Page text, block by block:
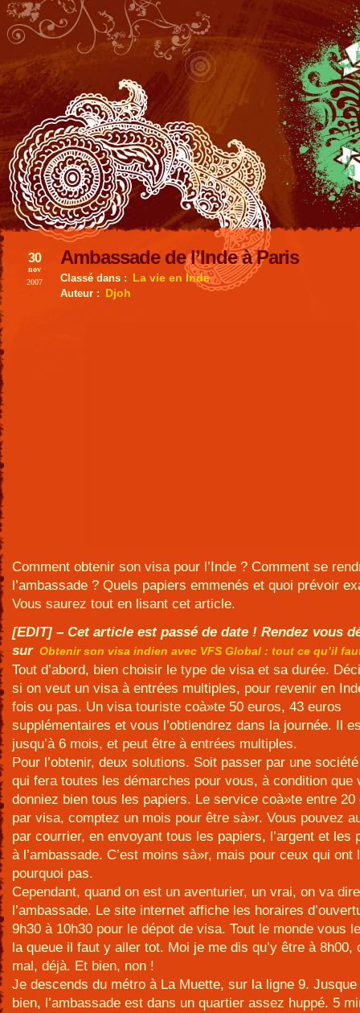
Ambassade de l’Inde à Paris
30
nov
2007
Classé dans : La vie en Inde
Auteur : Djoh
Comment obtenir son visa pour l’Inde ? Comment se
l’ambassade ? Quels papiers emmenés et quoi prévoir
Vous saurez tout en lisant cet article.
[EDIT] – Cet article est passé de date ! Rendez vous
sur Obtenir son visa indien avec VFS Global : tout ce qu’il
Tout d’abord, bien choisir le type de visa et sa durée.
si on veut un visa à entrées multiples, pour revenir en
fois ou pas. Un visa touriste coà»te 50 euros, 43 euros
supplémentaires et vous l’obtiendrez dans la journée. Il
jusqu’à 6 mois, et peut être à entrées multiples.
Pour l’obtenir, deux solutions. Soit passer par une
qui fera toutes les démarches pour vous, à condition que
donniez bien tous les papiers. Le service coà»te entre 20
par visa, comptez un mois pour être sà»r. Vous pouvez
par courrier, en envoyant tous les papiers, l’argent et les
à l’ambassade. C’est moins sà»r, mais pour ceux qui ont
pourquoi pas.
Cependant, quand on est un aventurier, un vrai, on va
l’ambassade. Le site internet affiche les horaires
9h30 à 10h30 pour le dépot de visa. Tout le monde vous
la queue il faut y aller tot. Moi je me dis qu’y être à 8h00,
mal, déjà. Et bien, non !
Je descends du métro à La Muette, sur la ligne 9.
bien, l’ambassade est dans un quartier assez huppé. 5